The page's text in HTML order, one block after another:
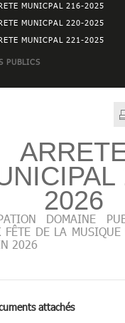
MUNICPAL 216-2025
MUNICPAL 220-2025
MUNICPAL 221-2025
PUBLICS
2026
DOMAINE
FÊTE DE LA
2026
attachés